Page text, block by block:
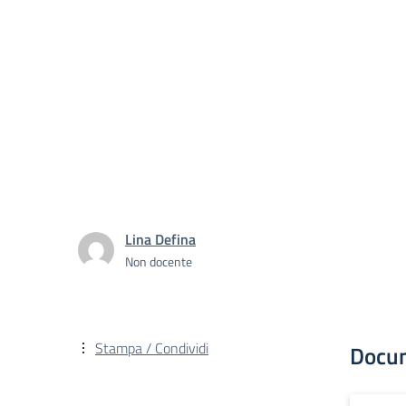
Lina Defina
Non docente
Stampa / Condividi